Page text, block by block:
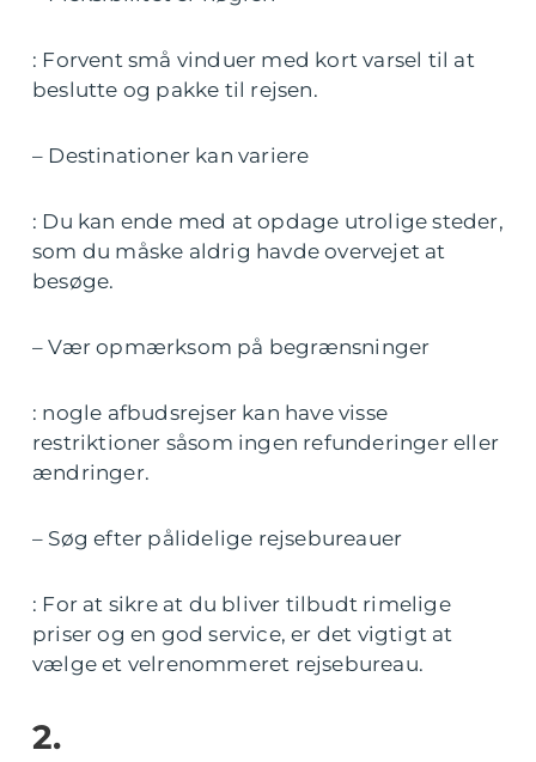
: Forvent små vinduer med kort varsel til at
beslutte og pakke til rejsen.
– Destinationer kan variere
: Du kan ende med at opdage utrolige steder,
som du måske aldrig havde overvejet at
besøge.
– Vær opmærksom på begrænsninger
: nogle afbudsrejser kan have visse
restriktioner såsom ingen refunderinger eller
ændringer.
– Søg efter pålidelige rejsebureauer
: For at sikre at du bliver tilbudt rimelige
priser og en god service, er det vigtigt at
vælge et velrenommeret rejsebureau.
2.